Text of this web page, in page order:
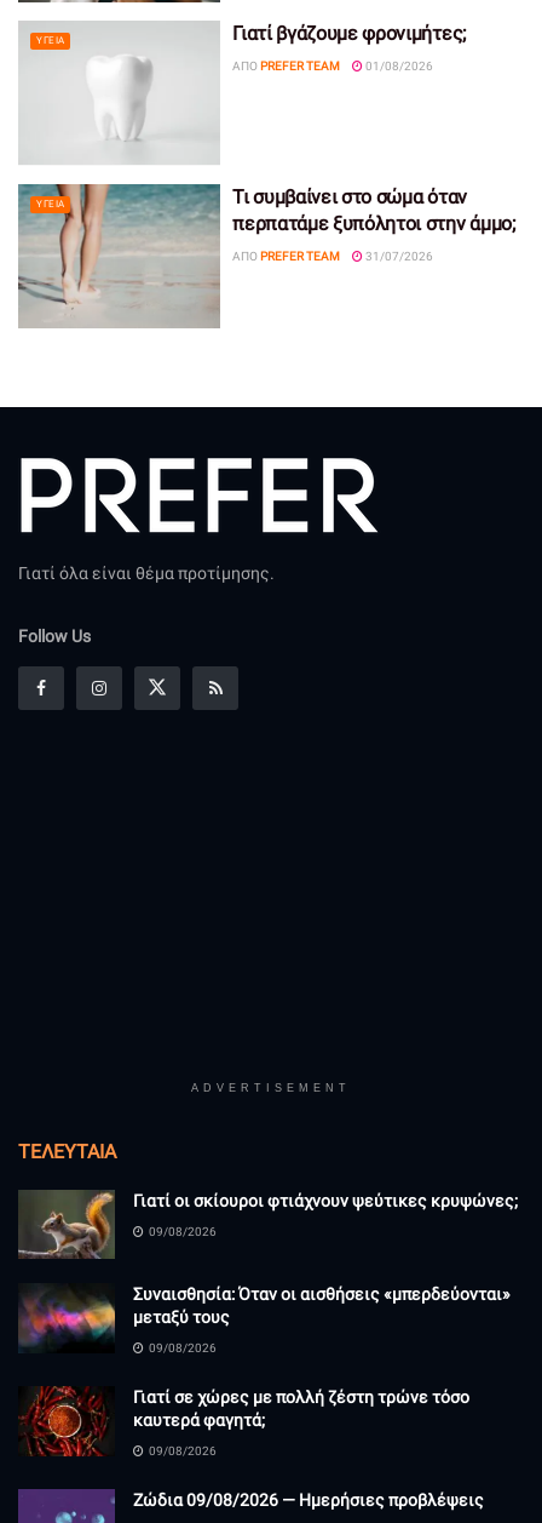
ΥΓΕΊΑ Γιατί βγάζουμε φρονιμήτες;
ΑΠΌ PREFER TEAM 01/08/2026
ΥΓΕΊΑ
Τι συμβαίνει στο σώμα όταν
περπατάμε ξυπόλητοι στην άμμο;
ΑΠΌ PREFER TEAM 31/07/2026
Γιατί όλα είναι θέμα προτίμησης.
Follow Us
ADVERTISEMENT
ΤΕΛΕΥΤΑΊΑ
Γιατί οι σκίουροι φτιάχνουν ψεύτικες κρυψώνες;
09/08/2026
Συναισθησία: Όταν οι αισθήσεις «μπερδεύονται»
μεταξύ τους
09/08/2026
Γιατί σε χώρες με πολλή ζέστη τρώνε τόσο
καυτερά φαγητά;
09/08/2026
Ζώδια 09/08/2026 — Ημερήσιες προβλέψεις